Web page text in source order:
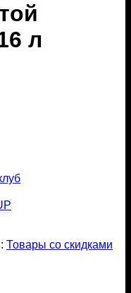
л
Товары со скидками